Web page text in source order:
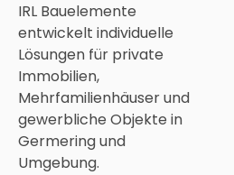
IRL Bauelemente
entwickelt individuelle
Lösungen für private
Immobilien,
Mehrfamilienhäuser und
gewerbliche Objekte in
Germering und
Umgebung.